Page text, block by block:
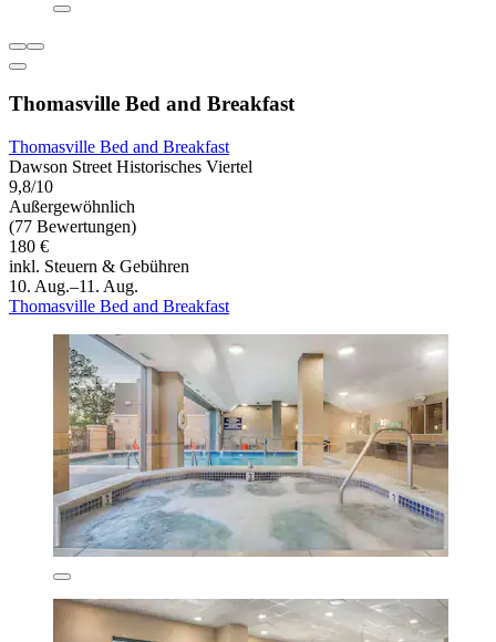
Thomasville Bed and Breakfast
Thomasville Bed and Breakfast
Dawson Street Historisches Viertel
9,8/10
Außergewöhnlich
(77 Bewertungen)
180 €
inkl. Steuern & Gebühren
10. Aug.–11. Aug.
Thomasville Bed and Breakfast